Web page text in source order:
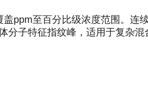
ppm至百分比级浓度范围。连
分子特征指纹峰，适用于复杂混